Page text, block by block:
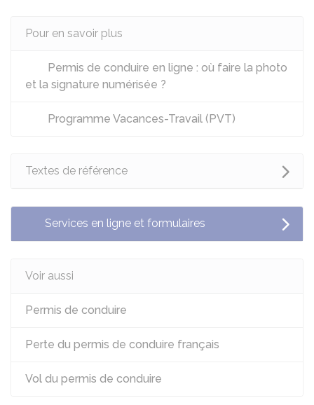
Pour en savoir plus
Permis de conduire en ligne : où faire la photo
et la signature numérisée ?
Programme Vacances-Travail (PVT)
Textes de référence
Services en ligne et formulaires
Voir aussi
Permis de conduire
Perte du permis de conduire français
Vol du permis de conduire